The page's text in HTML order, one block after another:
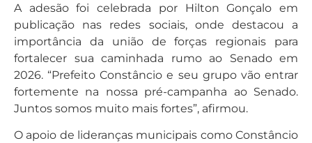
A adesão foi celebrada por Hilton Gonçalo em
publicação nas redes sociais, onde destacou a
importância da união de forças regionais para
fortalecer sua caminhada rumo ao Senado em
2026. “Prefeito Constâncio e seu grupo vão entrar
fortemente na nossa pré-campanha ao Senado.
Juntos somos muito mais fortes”, afirmou.
O apoio de lideranças municipais como Constâncio